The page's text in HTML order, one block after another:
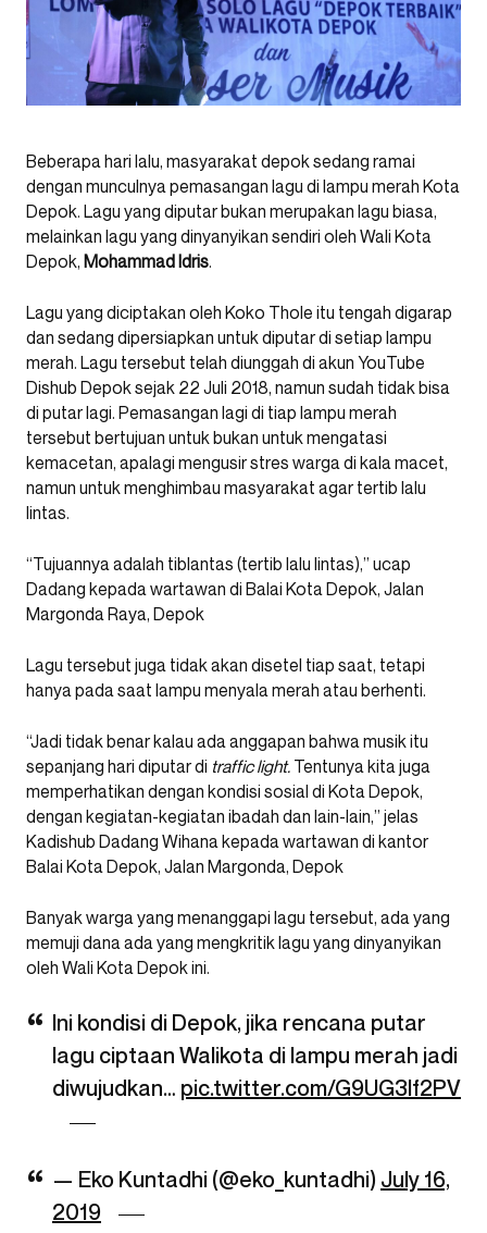
Beberapa hari lalu, masyarakat depok sedang ramai
dengan munculnya pemasangan lagu di lampu merah Kota
Depok. Lagu yang diputar bukan merupakan lagu biasa,
melainkan lagu yang dinyanyikan sendiri oleh Wali Kota
Depok, Mohammad Idris.
Lagu yang diciptakan oleh Koko Thole itu tengah digarap
dan sedang dipersiapkan untuk diputar di setiap lampu
merah. Lagu tersebut telah diunggah di akun YouTube
Dishub Depok sejak 22 Juli 2018, namun sudah tidak bisa
di putar lagi. Pemasangan lagi di tiap lampu merah
tersebut bertujuan untuk bukan untuk mengatasi
kemacetan, apalagi mengusir stres warga di kala macet,
namun untuk menghimbau masyarakat agar tertib lalu
lintas.
“Tujuannya adalah tiblantas (tertib lalu lintas),” ucap
Dadang kepada wartawan di Balai Kota Depok, Jalan
Margonda Raya, Depok
Lagu tersebut juga tidak akan disetel tiap saat, tetapi
hanya pada saat lampu menyala merah atau berhenti.
“Jadi tidak benar kalau ada anggapan bahwa musik itu
sepanjang hari diputar di traffic light. Tentunya kita juga
memperhatikan dengan kondisi sosial di Kota Depok,
dengan kegiatan-kegiatan ibadah dan lain-lain,” jelas
Kadishub Dadang Wihana kepada wartawan di kantor
Balai Kota Depok, Jalan Margonda, Depok
Banyak warga yang menanggapi lagu tersebut, ada yang
memuji dana ada yang mengkritik lagu yang dinyanyikan
oleh Wali Kota Depok ini.
Ini kondisi di Depok, jika rencana putar
lagu ciptaan Walikota di lampu merah jadi
diwujudkan… pic.twitter.com/G9UG3If2PV
— Eko Kuntadhi (@eko_kuntadhi) July 16,
2019